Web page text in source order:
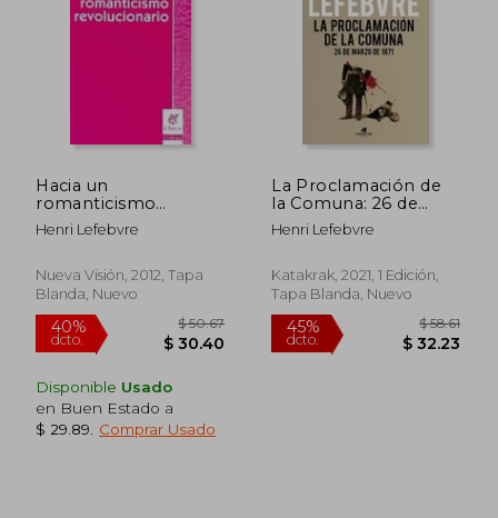
45% 45%
Hacia un
romanticismo
revolucionario
Henri Lefebvre
Nueva Visión, 2012, Tapa
Blanda, Nuevo
Disponible Usado
en Buen Estado a
$ 29.89
Comprar Usado
La Proclamación de
la Comuna: 26 de
Marzo de 1871
Henri Lefebvre
Katakrak, 2021, 1 Edición,
Tapa Blanda, Nuevo